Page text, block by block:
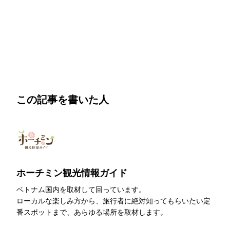
この記事を書いた人
ホーチミン観光情報ガイド
ベトナム国内を取材して回っています。
ローカルな楽しみ方から、旅行者に絶対知ってもらいたい定
番スポットまで、あらゆる場所を取材します。